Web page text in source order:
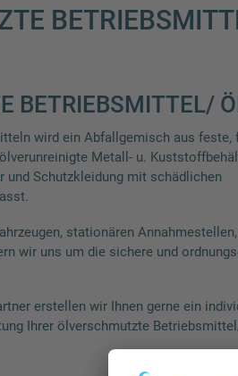
BETRIEBSMITTEL/
wird ein Abfallgemisch aus feste,
Metall- u.
und Schutzkleidung mit schädlichen
stationären
wir uns um die sichere und
erstellen wir Ihnen gerne ein
Ihrer ölverschmutzte